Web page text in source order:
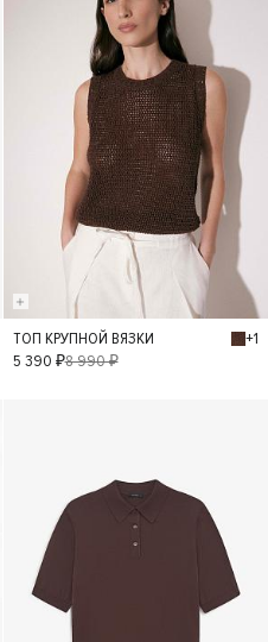
S L
ТОП КРУПНОЙ ВЯЗКИ
+1
5 390 ₽8 990 ₽